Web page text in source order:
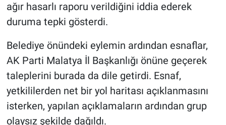
ağır hasarlı raporu verildiğini iddia ederek
duruma tepki gösterdi.
Belediye önündeki eylemin ardından esnaflar,
AK Parti Malatya İl Başkanlığı önüne geçerek
taleplerini burada da dile getirdi. Esnaf,
yetkililerden net bir yol haritası açıklanmasını
isterken, yapılan açıklamaların ardından grup
olaysız şekilde dağıldı.